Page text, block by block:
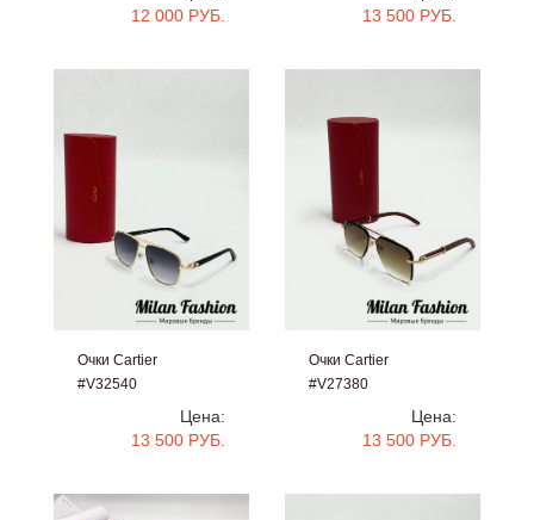
12 000 РУБ.
13 500 РУБ.
Очки Cartier
#V32540
Цена:
13 500 РУБ.
Очки Cartier
#V27380
Цена:
13 500 РУБ.